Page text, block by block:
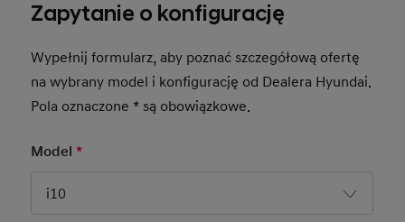
Zapytanie o konfigurację
Wypełnij formularz, aby poznać szczegółową ofertę
na wybrany model i konfigurację od Dealera Hyundai.
Pola oznaczone * są obowiązkowe.
Model*
i10